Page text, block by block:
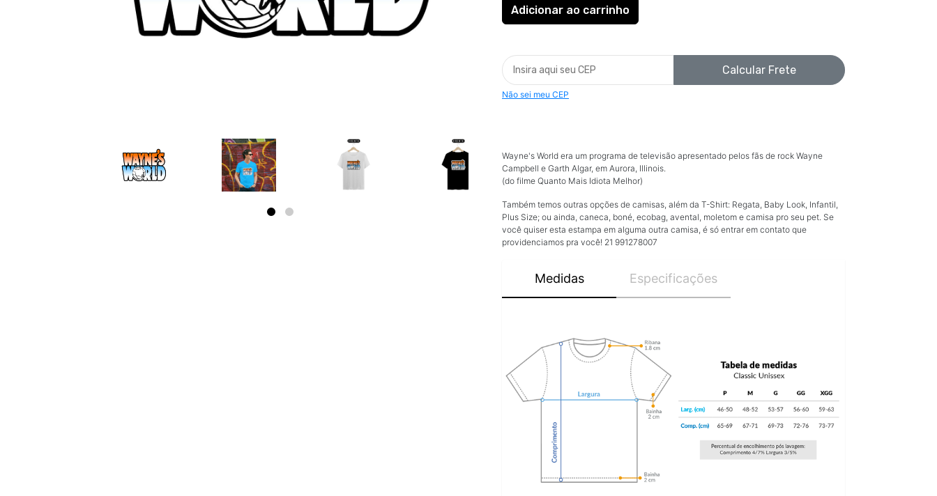
Calcular Frete
Não sei meu CEP
Wayne's World era um programa de televisão apresentado pelos fãs de rock Wayne
Campbell e Garth Algar, em Aurora, Illinois.
(do filme Quanto Mais Idiota Melhor)
Também temos outras opções de camisas, além da T-Shirt: Regata, Baby Look, Infantil,
Plus Size; ou ainda, caneca, boné, ecobag, avental, moletom e camisa pro seu pet. Se
você quiser esta estampa em alguma outra camisa, é só entrar em contato que
providenciamos pra você! 21 991278007
Medidas Especificações